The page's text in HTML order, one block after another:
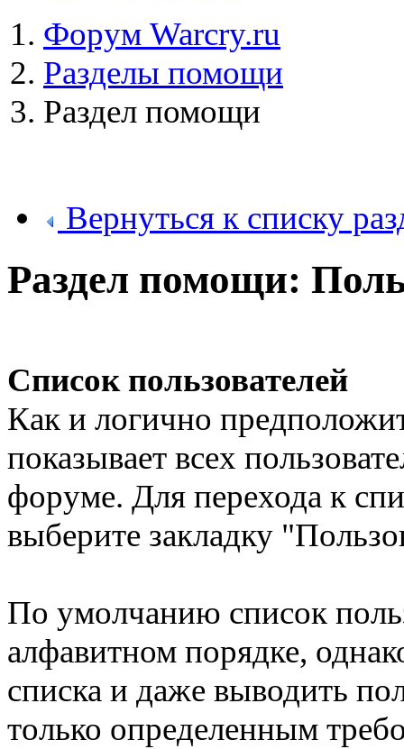
Форум Warcry.ru
Разделы помощи
Раздел помощи
Вернуться к списку
Раздел помощи:
Список пользователей
Как и логично
показывает всех
форуме. Для перехода к
выберите закладку
По умолчанию список
алфавитном порядке,
списка и даже выводить
только определенным